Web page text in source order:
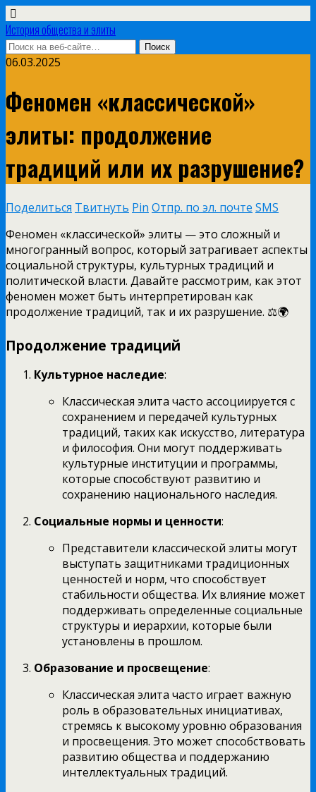
История общества и элиты
06.03.2025
Феномен «классической»
элиты: продолжение
традиций или их разрушение?
Поделиться Твитнуть Pin Отпр. по эл. почте SMS
Феномен «классической» элиты — это сложный и
многогранный вопрос, который затрагивает аспекты
социальной структуры, культурных традиций и
политической власти. Давайте рассмотрим, как этот
феномен может быть интерпретирован как
продолжение традиций, так и их разрушение. ⚖️🌍
Продолжение традиций
Культурное наследие:
Классическая элита часто ассоциируется с
сохранением и передачей культурных
традиций, таких как искусство, литература
и философия. Они могут поддерживать
культурные институции и программы,
которые способствуют развитию и
сохранению национального наследия.
Социальные нормы и ценности:
Представители классической элиты могут
выступать защитниками традиционных
ценностей и норм, что способствует
стабильности общества. Их влияние может
поддерживать определенные социальные
структуры и иерархии, которые были
установлены в прошлом.
Образование и просвещение:
Классическая элита часто играет важную
роль в образовательных инициативах,
стремясь к высокому уровню образования
и просвещения. Это может способствовать
развитию общества и поддержанию
интеллектуальных традиций.